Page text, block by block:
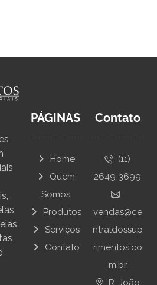
PÁGINAS
Home
Quem
Somos
Produtos
Serviços
Contato
Contato
(11)
2649-3699
vendas@ce
ntraldossup
rimentos.co
m.br
R. João